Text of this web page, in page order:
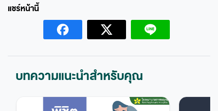
บทความแนะนำสำหรับคุณ